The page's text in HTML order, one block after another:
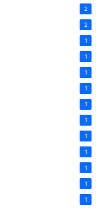
2
2
1
1
1
1
1
1
1
1
1
1
1